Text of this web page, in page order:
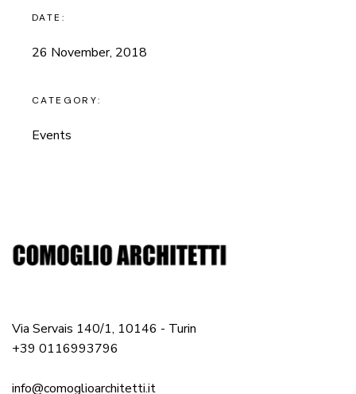
DATE:
26 November, 2018
CATEGORY:
Events
Via Servais 140/1, 10146 - Turin
+39 0116993796
info@comoglioarchitetti.it